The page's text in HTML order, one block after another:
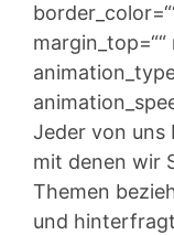
Jeder von uns
mit denen wir
Themen
und